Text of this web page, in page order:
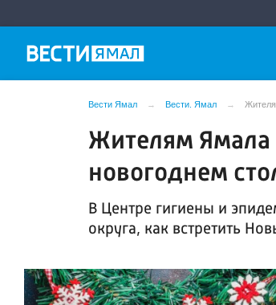
Вести Ямал Вести. Ямал
Жителям Ямала
новогоднем
В Центре гигиены и
округа, как встретить